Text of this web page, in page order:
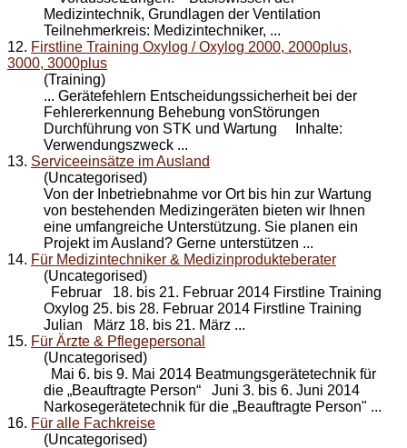
Medizintechnik, Grundlagen der Ventilation
Teilnehmerkreis: Medizintechniker, ...
12. Firstline Training Oxylog / Oxylog 2000, 2000plus,
3000, 3000plus
(Training)
... Gerätefehlern Entscheidungssicherheit bei der
Fehlererkennung Behebung vonStörungen
Durchführung von STK und Wartung
Inhalte:
Verwendungszweck ...
13. Serviceeinsätze im Ausland
(Uncategorised)
Von der Inbetriebnahme vor Ort bis hin zur Wartung
von bestehenden Medizingeräten bieten wir Ihnen
eine umfangreiche Unterstützung. Sie planen ein
Projekt im Ausland? Gerne unterstützen ...
14. Für Medizintechniker & Medizinprodukteberater
(Uncategorised)
Februar 18. bis 21. Februar 2014 Firstline Training
Oxylog 25. bis 28. Februar 2014 Firstline Training
Julian März 18. bis 21. März ...
15. Für Ärzte & Pflegepersonal
(Uncategorised)
Mai 6. bis 9. Mai 2014 Beatmungsgerätetechnik für
die „Beauftragte Person“ Juni 3. bis 6. Juni 2014
Narkosegerätetechnik für die „Beauftragte Person" ...
16. Für alle Fachkreise
(Uncategorised)